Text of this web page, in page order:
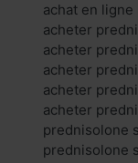
achat en
acheter
acheter
acheter
acheter
acheter
prednisolone
prednisolone